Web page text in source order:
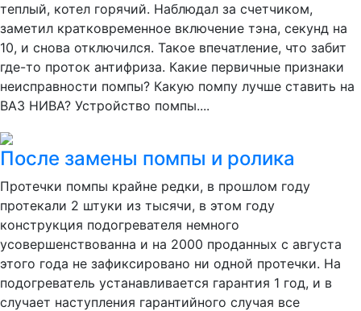
теплый, котел горячий. Наблюдал за счетчиком,
заметил кратковременное включение тэна, секунд на
10, и снова отключился. Такое впечатление, что забит
где-то проток антифриза. Какие первичные признаки
неисправности помпы? Какую помпу лучше ставить на
ВАЗ НИВА? Устройство помпы....
После замены помпы и ролика
Протечки помпы крайне редки, в прошлом году
протекали 2 штуки из тысячи, в этом году
конструкция подогревателя немного
усовершенствованна и на 2000 проданных с августа
этого года не зафиксировано ни одной протечки. На
подогреватель устанавливается гарантия 1 год, и в
случает наступления гарантийного случая все